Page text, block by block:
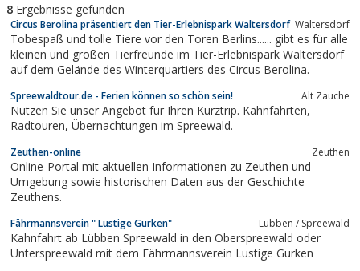
8 Ergebnisse gefunden
Circus Berolina präsentiert den Tier-Erlebnispark Waltersdorf Waltersdorf
Tobespaß und tolle Tiere vor den Toren Berlins...... gibt es für alle
kleinen und großen Tierfreunde im Tier-Erlebnispark Waltersdorf
auf dem Gelände des Winterquartiers des Circus Berolina.
Spreewaldtour.de - Ferien können so schön sein! Alt Zauche
Nutzen Sie unser Angebot für Ihren Kurztrip. Kahnfahrten,
Radtouren, Übernachtungen im Spreewald.
Zeuthen-online Zeuthen
Online-Portal mit aktuellen Informationen zu Zeuthen und
Umgebung sowie historischen Daten aus der Geschichte
Zeuthens.
Fährmannsverein " Lustige Gurken" Lübben / Spreewald
Kahnfahrt ab Lübben Spreewald in den Oberspreewald oder
Unterspreewald mit dem Fährmannsverein Lustige Gurken